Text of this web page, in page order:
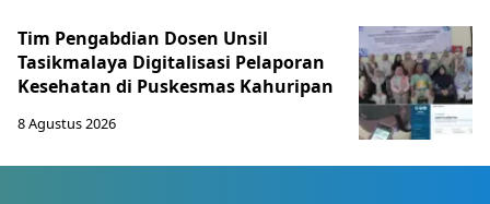
Tim Pengabdian Dosen Unsil
Tasikmalaya Digitalisasi Pelaporan
Kesehatan di Puskesmas Kahuripan
8 Agustus 2026